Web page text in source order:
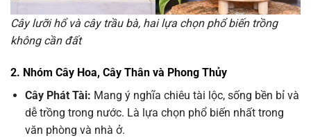
Cây lưỡi hổ và cây trầu bà, hai lựa chọn phổ biến trồng
không cần đất
2. Nhóm Cây Hoa, Cây Thân và Phong Thủy
Cây Phát Tài: Mang ý nghĩa chiêu tài lộc, sống bền bỉ và
dễ trồng trong nước. Là lựa chọn phổ biến nhất trong
văn phòng và nhà ở.